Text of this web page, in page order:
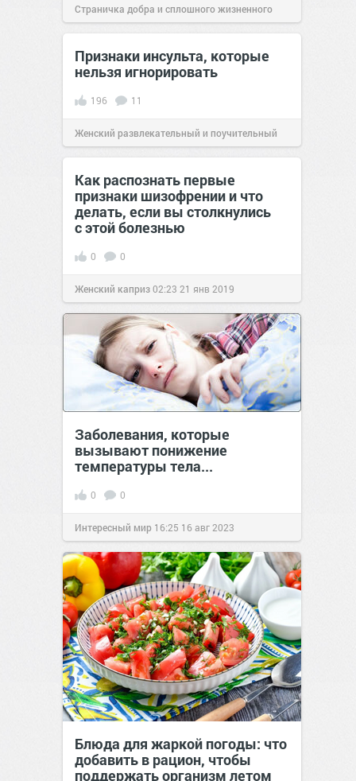
Страничка добра и сплошного жизненного
позитива!10:20 08 фев 2022
Признаки инсульта, которые
нельзя игнорировать
196 11
Женский развлекательный и поучительный
сайт. 20:05 31 авг 2019
Как распознать первые
признаки шизофрении и что
делать, если вы столкнулись
с этой болезнью
0 0
Женский каприз02:23 21 янв 2019
Заболевания, которые
вызывают понижение
температуры тела...
0 0
Интересный мир 16:25 16 авг 2023
Блюда для жаркой погоды: что
добавить в рацион, чтобы
поддержать организм летом